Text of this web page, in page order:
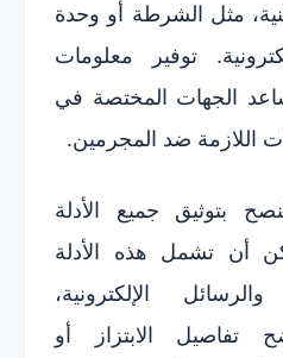
مثل الشرطة أو وحدة
توفير معلومات
الجهات المختصة في
اللازمة ضد المجرمين.
بتوثيق جميع الأدلة
أن تشمل هذه الأدلة
الإلكترونية،
تفاصيل الابتزاز أو